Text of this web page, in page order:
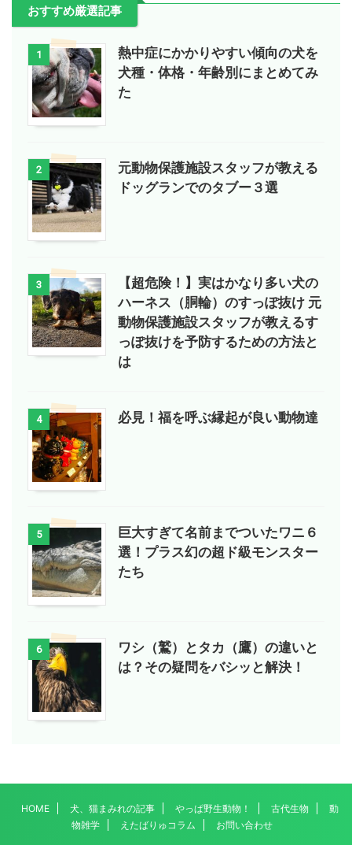
おすすめ厳選記事
1
熱中症にかかりやすい傾向の犬を
犬種・体格・年齢別にまとめてみ
た
2
元動物保護施設スタッフが教える
ドッグランでのタブー３選
3
【超危険！】実はかなり多い犬の
ハーネス（胴輪）のすっぽ抜け 元
動物保護施設スタッフが教えるす
っぽ抜けを予防するための方法と
は
4 必見！福を呼ぶ縁起が良い動物達
5
巨大すぎて名前までついたワニ６
選！プラス幻の超ド級モンスター
たち
6
ワシ（鷲）とタカ（鷹）の違いと
は？その疑問をバシッと解決！
HOME 犬、猫まみれの記事 やっぱ野生動物！ 古代生物
動
物雑学
えたばりゅコラム お問い合わせ